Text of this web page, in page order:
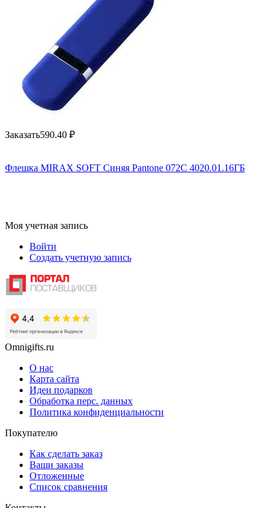
Заказать590.40 ₽
Флешка MIRAX SOFT Синяя Pantone 072C 4020.01.16ГБ
Моя учетная запись
Войти
Создать учетную запись
Omnigifts.ru
О нас
Карта сайта
Идеи подарков
Обработка перс. данных
Политика конфиденциальности
Покупателю
Как сделать заказ
Ваши заказы
Отложенные
Список сравнения